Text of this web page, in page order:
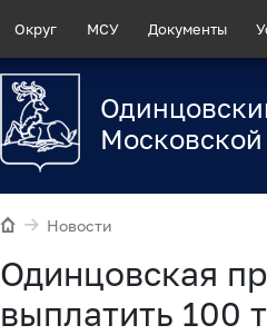
Округ МСУ Документы
Московской
Новости
Одинцовская
выплатить 100